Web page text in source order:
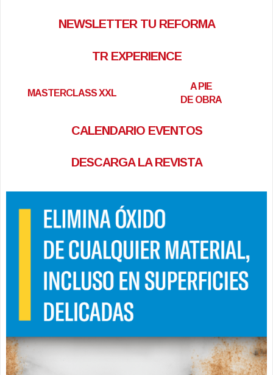
NEWSLETTER TU REFORMA
TR EXPERIENCE
MASTERCLASS XXL
A PIE
DE OBRA
CALENDARIO EVENTOS
DESCARGA LA REVISTA